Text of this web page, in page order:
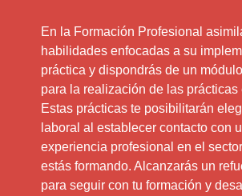
En la Formación Profesional
habilidades enfocadas a su
práctica y dispondrás de un
para la realización de las prácticas
Estas prácticas te posibilitarán
laboral al establecer contacto con
experiencia profesional en el
estás formando. Alcanzarás un
para seguir con tu formación y